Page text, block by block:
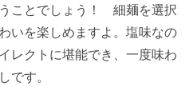
ことでしょう！ 細麺を選択
いを楽しめますよ。塩味なの
レクトに堪能でき、一度味わ
です。